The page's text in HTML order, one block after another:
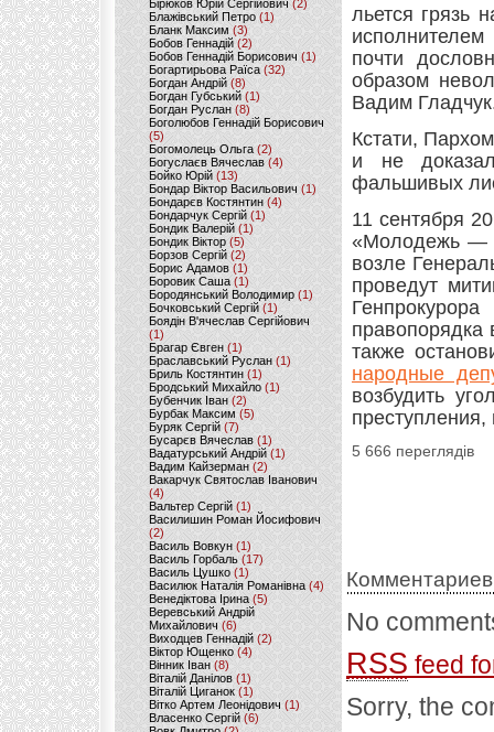
Бірюков Юрій Сергійович (2)
Блажівський Петро (1)
Бланк Максим(3)
Бобов Геннадій (2)
Бобов Геннадій Борисович (1)
Богартирьова Раїса (32)
Богдан Андрій(8)
Богдан Губський (1)
Богдан Руслан(8)
Боголюбов Геннадій Борисович
(5)
Богомолець Ольга (2)
Богуслаєв Вячеслав (4)
Бойко Юрій (13)
Бондар Віктор Васильович (1)
Бондарєв Костянтин (4)
Бондарчук Сергій(1)
Бондик Валерій (1)
Бондик Віктор(5)
Борзов Сергiй (2)
Борис Адамов(1)
Боровик Саша (1)
Бородянський Володимир (1)
Бочковський Сергій (1)
Боядін В'ячеслав Сергійович
(1)
Брагар Євген (1)
Браславський Руслан (1)
Бриль Костянтин (1)
Бродський Михайло (1)
Бубенчик Іван(2)
Бурбак Максим (5)
Буряк Сергій (7)
Бусарєв Вячеслав (1)
Вадатурський Андрій (1)
Вадим Кайзерман (2)
Вакарчук Святослав Іванович
(4)
Вальтер Сергій (1)
Василишин Роман Йосифович
(2)
Василь Вовкун (1)
Василь Горбаль (17)
Василь Цушко (1)
Василюк Наталія Романівна (4)
Венедіктова Ірина(5)
Веревський Андрій
Михайлович (6)
Виходцев Геннадій (2)
Віктор Ющенко (4)
Вінник Іван (8)
Віталій Данілов (1)
Віталій Циганок (1)
Вітко Артем Леонідович(1)
Власенко Сергій (6)
льется грязь
почти
образом
Вадим
Кстати,
и не
фальшивых
11 сентября
«Молодежь —
возле
проведут
правопорядка
также
народные
возбудить
5 666 переглядів
No
RSS feed
Sorry, the